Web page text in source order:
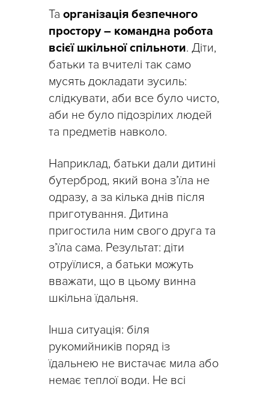
Та організація безпечного
простору – командна робота
всієї шкільної спільноти. Діти,
батьки та вчителі так само
мусять докладати зусиль:
слідкувати, аби все було чисто,
аби не було підозрілих людей
та предметів навколо.
Наприклад, батьки дали дитині
бутерброд, який вона з’їла не
одразу, а за кілька днів після
приготування. Дитина
пригостила ним свого друга та
з’їла сама. Результат: діти
отруїлися, а батьки можуть
вважати, що в цьому винна
шкільна їдальня.
Інша ситуація: біля
рукомийників поряд із
їдальнею не вистачає мила або
немає теплої води. Не всі